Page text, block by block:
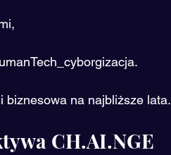
biznesowa na najbliższe lata.
CH.AI.NGE